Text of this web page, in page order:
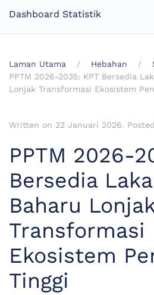
Dashboard Statistik
Laman Utama Hebahan
PPTM 2026-2035: KPT Bersedia
Lonjak Transformasi Ekosistem
Written on 22 Januari 2026.
PPTM 2026-
Bersedia
Baharu
Transformasi
Ekosistem
Tinggi